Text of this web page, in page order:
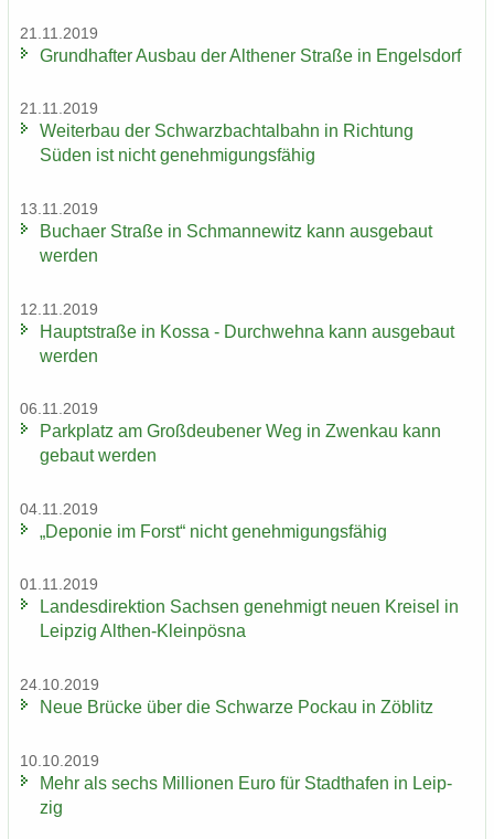
21.11.2019
Grund­haf­ter Aus­bau der Alt­he­ner Stra­ße in En­gels­dorf
21.11.2019
Wei­ter­bau der Schwarz­bach­tal­bahn in Rich­tung
Süden ist nicht ge­neh­mi­gungs­fä­hig
13.11.2019
Bu­ch­a­er Stra­ße in Sch­man­ne­witz kann aus­ge­baut
wer­den
12.11.2019
Haupt­stra­ße in Kossa - Durch­weh­na kann aus­ge­baut
wer­den
06.11.2019
Park­platz am Groß­deu­be­ner Weg in Zwenkau kann
ge­baut wer­den
04.11.2019
„De­po­nie im Forst“ nicht ge­neh­mi­gungs­fä­hig
01.11.2019
Lan­des­di­rek­ti­on Sach­sen ge­neh­migt neuen Krei­sel in
Leip­zig Althen-​Kleinpösna
24.10.2019
Neue Brü­cke über die Schwar­ze Po­ckau in Zö­blitz
10.10.2019
Mehr als sechs Mil­lio­nen Euro für Stadt­ha­fen in Leip­
zig